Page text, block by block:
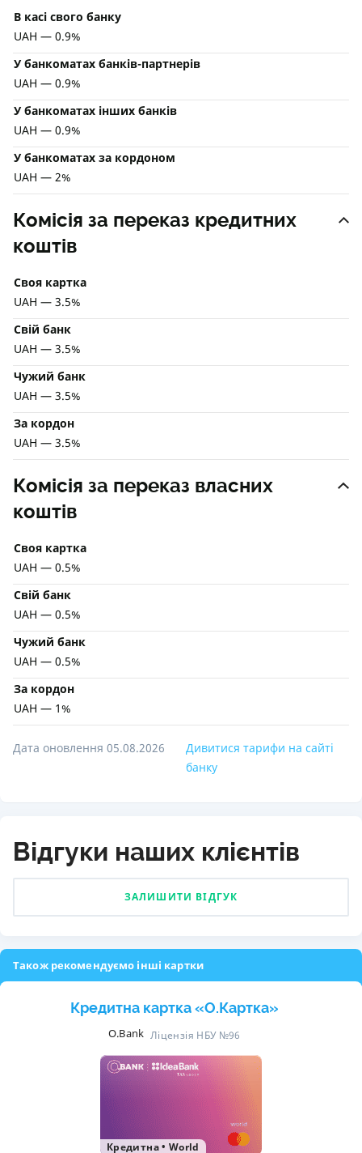
В касі свого банку
UAH — 0.9%
У банкоматах банків-партнерів
UAH — 0.9%
У банкоматах інших банків
UAH — 0.9%
У банкоматах за кордоном
UAH — 2%
Комісія за переказ кредитних
коштів
Своя картка
UAH — 3.5%
Свій банк
UAH — 3.5%
Чужий банк
UAH — 3.5%
За кордон
UAH — 3.5%
Комісія за переказ власних
коштів
Своя картка
UAH — 0.5%
Свій банк
UAH — 0.5%
Чужий банк
UAH — 0.5%
За кордон
UAH — 1%
Дата оновлення 05.08.2026
Дивитися тарифи на сайті
банку
Відгуки наших клієнтів
ЗАЛИШИТИ ВІДГУК
Також рекомендуємо інші картки
Кредитна картка «O.Картка»
O.Bank Ліцензія НБУ №96
Кредитна• World